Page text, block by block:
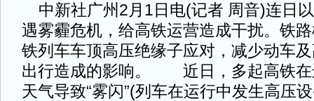
中新社广州2月1日电(记者 周音)连日
遇雾霾危机，给高铁运营造成干扰。铁
铁列车车顶高压绝缘子应对，减少动车
出行造成的影响。 近日，多起高铁在
天气导致“雾闪”(列车在运行中发生高压